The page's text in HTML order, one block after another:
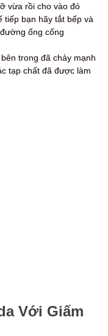
vừa rồi cho vào đó
tiếp bạn hãy tắt bếp và
ống cống
trong đã chảy mạnh
tạp chất đã được làm
Với Giấm